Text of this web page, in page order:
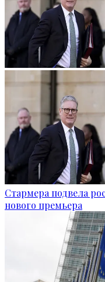
Стармера подвела
нового премьера